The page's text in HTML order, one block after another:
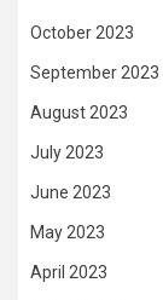
October 2023
September 2023
August 2023
July 2023
June 2023
May 2023
April 2023